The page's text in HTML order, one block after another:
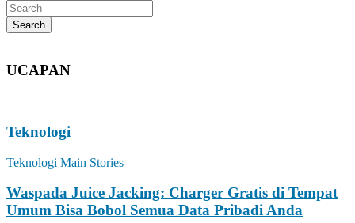
Search
UCAPAN
Teknologi
Teknologi Main Stories
Waspada Juice Jacking: Charger Gratis di Tempat
Umum Bisa Bobol Semua Data Pribadi Anda